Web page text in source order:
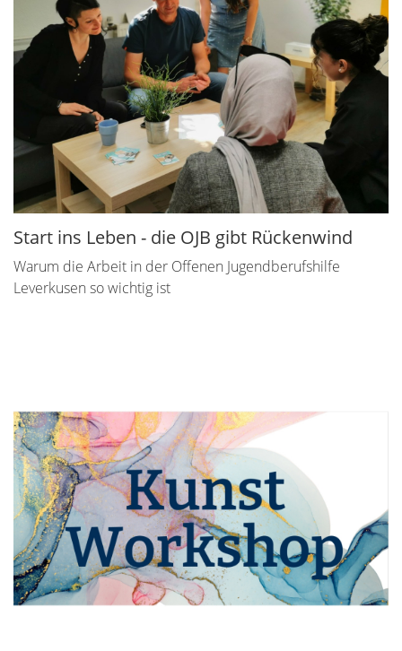
Start ins Leben - die OJB gibt Rückenwind
Warum die Arbeit in der Offenen Jugendberufshilfe
Leverkusen so wichtig ist